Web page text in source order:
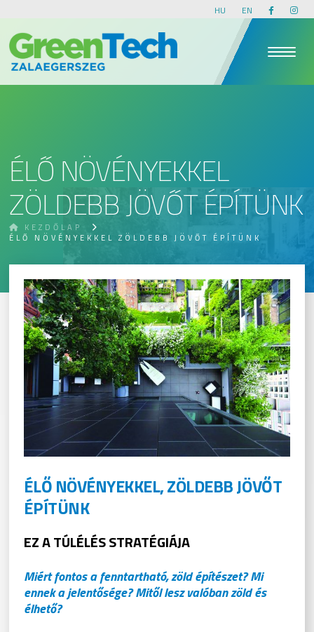
HU EN
ÉLŐ NÖVÉNYEKKEL
ZÖLDEBB JÖVŐT ÉPÍTÜNK
KEZDŐLAP
ÉLŐ NÖVÉNYEKKEL ZÖLDEBB JÖVŐT ÉPÍTÜNK
ÉLŐ NÖVÉNYEKKEL, ZÖLDEBB JÖVŐT
ÉPÍTÜNK
EZ A TÚLÉLÉS STRATÉGIÁJA
Miért fontos a fenntartható, zöld építészet? Mi
ennek a jelentősége? Mitől lesz valóban zöld és
élhető?